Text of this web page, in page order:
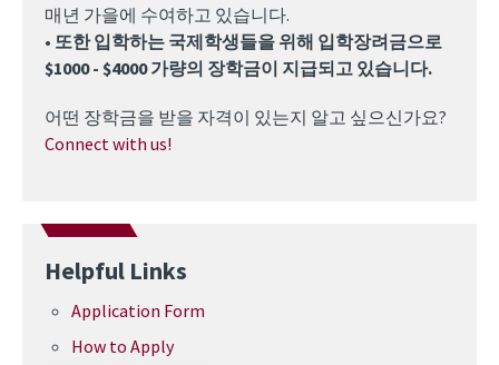
매년 가을에 수여하고 있습니다.
• 또한 입학하는 국제학생들을 위해 입학장려금으로
$1000 - $4000 가량의 장학금이 지급되고 있습니다.
어떤 장학금을 받을 자격이 있는지 알고 싶으신가요?
Connect with us!
Helpful Links
Application Form
How to Apply